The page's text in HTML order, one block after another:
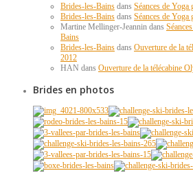
Brides-les-Bains dans Séances de
Brides-les-Bains dans Séances de
Martine Mellinger-Jeannin dans
Bains
Brides-les-Bains dans Ouverture de la
2012
HAN dans Ouverture de la télécabine
Brides en photos